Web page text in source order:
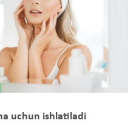
uchun ishlatiladi